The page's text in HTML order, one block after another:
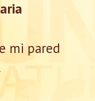
mi pared